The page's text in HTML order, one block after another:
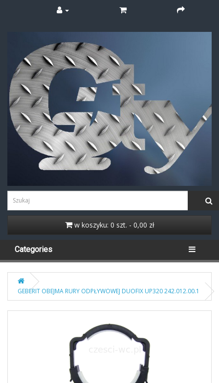
w koszyku: 0 szt. - 0,00 zł
Categories
GEBERIT OBEJMA RURY ODPŁYWOWEJ DUOFIX UP320 242.012.00.1